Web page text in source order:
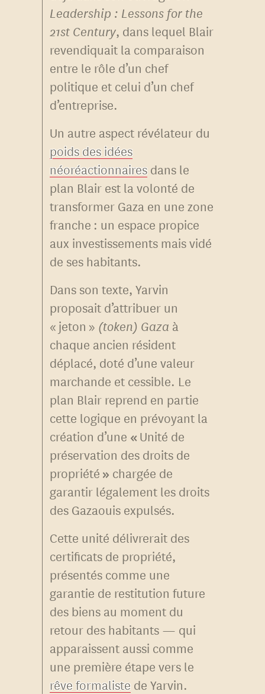
Leadership : Lessons for the
21st Century, dans lequel Blair
revendiquait la comparaison
entre le rôle d’un chef
politique et celui d’un chef
d’entreprise.
Un autre aspect révélateur du
poids des idées
néoréactionnairesdans le
plan Blair est la volonté de
transformer Gaza en une zone
franche : un espace propice
aux investissements mais vidé
de ses habitants.
Dans son texte, Yarvin
proposait d’attribuer un
« jeton » (token) Gaza à
chaque ancien résident
déplacé, doté d’une valeur
marchande et cessible. Le
plan Blair reprend en partie
cette logique en prévoyant la
création d’une «Unité de
préservation des droits de
propriété » chargée de
garantir légalement les droits
des Gazaouis expulsés.
Cette unité délivrerait des
certificats de propriété,
présentés comme une
garantie de restitution future
des biens au moment du
retour des habitants — qui
apparaissent aussi comme
une première étape vers le
rêve formaliste de Yarvin.